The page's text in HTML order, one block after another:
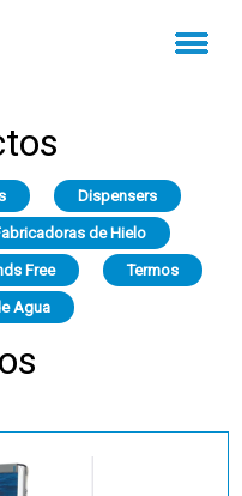
Dispensers
de Hielo
Free Termos
Agua